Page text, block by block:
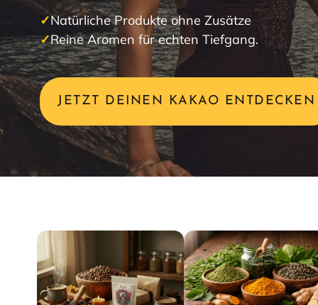
Sets &
Neuste
✓Natürliche Produkte ohne Zusätze
✓Reine Aromen für echten Tiefgang.
JETZT DEINEN KAKAO ENTDECKEN